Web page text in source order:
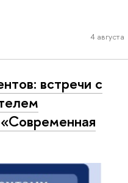
4 августа
встречи с